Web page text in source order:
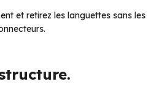
et retirez les languettes sans les